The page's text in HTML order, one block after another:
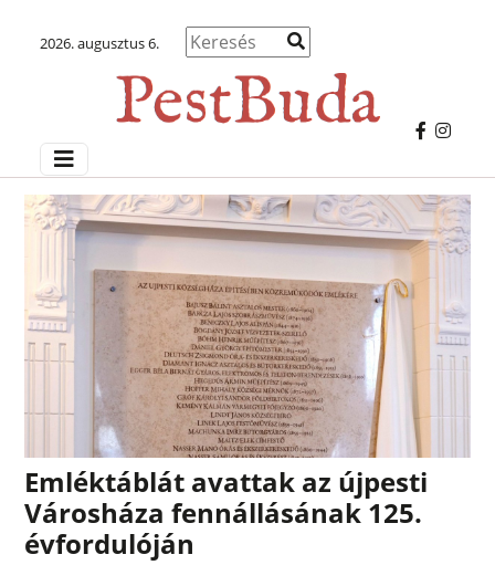
2026. augusztus 6.
Emléktáblát avattak az újpesti
Városháza fennállásának 125.
évfordulóján